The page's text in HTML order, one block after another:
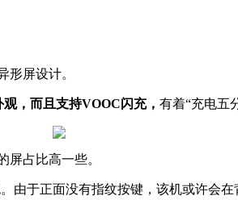
形屏设计。
，而且支持VOOC闪充， 有着“充电五
屏占比高一些。
由于正面没有指纹按键，该机或许会在